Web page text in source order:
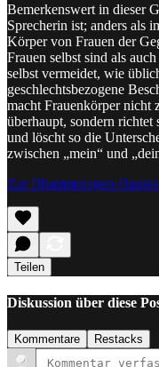
Bemerkenswert in dieser
Sprecherin ist; anders als
Körper von Frauen der
Frauen selbst sind als
selbst vermeidet, wie
geschlechtsbezogene
macht Frauenkörper nicht
überhaupt, sondern
und löscht so die
zwischen „mein“ und
Zur Dhammaregen-
Teilen
Diskussion über diese
Kommentare Restacks